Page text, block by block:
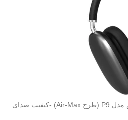
هدفون بی‌سیم بلوتوثی روی گوش مدل P9 (طرح Air-Max) -کیفیت صدای